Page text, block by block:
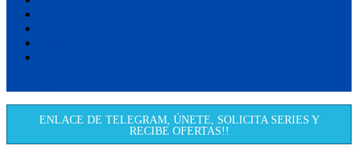
ENLACE DE TELEGRAM, ÚNETE, SOLICITA SERIES Y
RECIBE OFERTAS!!